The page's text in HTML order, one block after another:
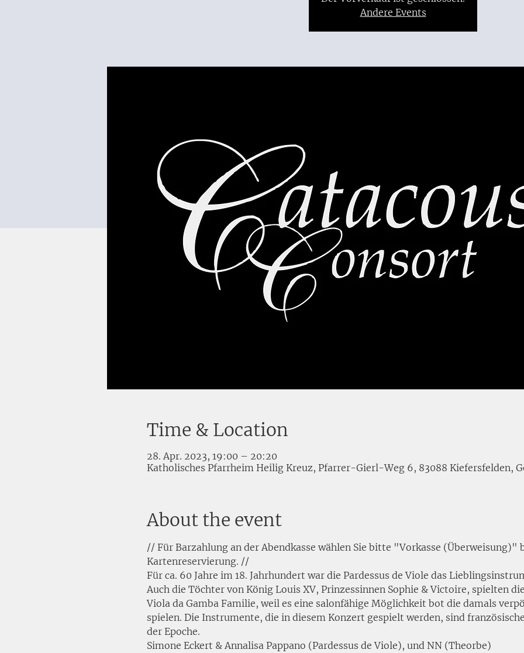
Andere Events
Time & Location
28. Apr. 2023, 19:00 – 20:20
Katholisches Pfarrheim Heilig Kreuz, Pfarrer-Gierl-Weg 6, 83088 Kiefersfelden,
About the event
// Für Barzahlung an der Abendkasse wählen Sie bitte "Vorkasse (Überweisung)"
Kartenreservierung. //
Für ca. 60 Jahre im 18. Jahrhundert war die Pardessus de Viole das
Auch die Töchter von König Louis XV, Prinzessinnen Sophie & Victoire, spielten
Viola da Gamba Familie, weil es eine salonfähige Möglichkeit bot die damals
spielen. Die Instrumente, die in diesem Konzert gespielt werden, sind
der Epoche.
Simone Eckert & Annalisa Pappano (Pardessus de Viole), und NN (Theorbe)